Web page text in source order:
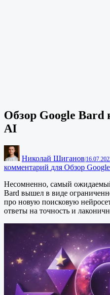
Обзор Google Bard
AI
Николай Шиганов
комментарий для Обзор
Несомненно, самый
Bard вышел в виде
про новую поисковую
ответы на точность и